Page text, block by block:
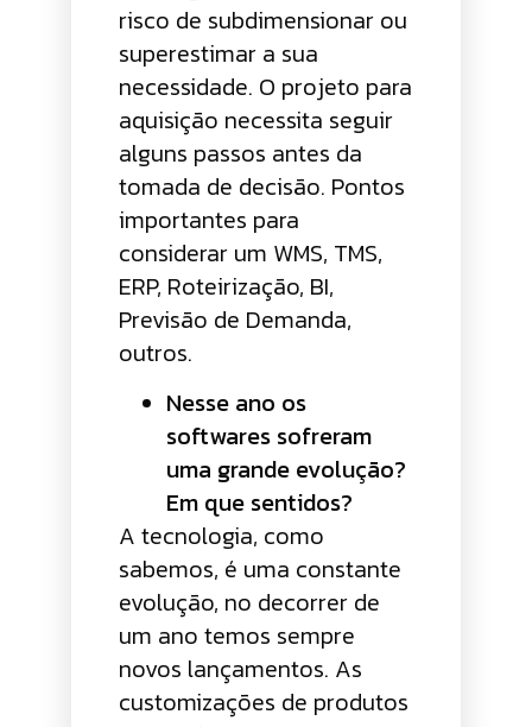
risco de subdimensionar ou
superestimar a sua
necessidade. O projeto para
aquisição necessita seguir
alguns passos antes da
tomada de decisão. Pontos
importantes para
considerar um WMS, TMS,
ERP, Roteirização, BI,
Previsão de Demanda,
outros.
Nesse ano os
softwares sofreram
uma grande evolução?
Em que sentidos?
A tecnologia, como
sabemos, é uma constante
evolução, no decorrer de
um ano temos sempre
novos lançamentos. As
customizações de produtos